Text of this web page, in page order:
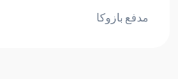
مدفع بازوكا